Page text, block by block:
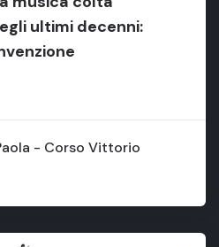
ultimi decenni:
- Corso Vittorio